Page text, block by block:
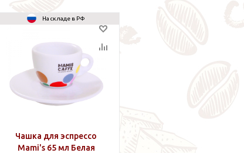
На складе в РФ
Чашка для эспрессо
Mami's 65 мл Белая